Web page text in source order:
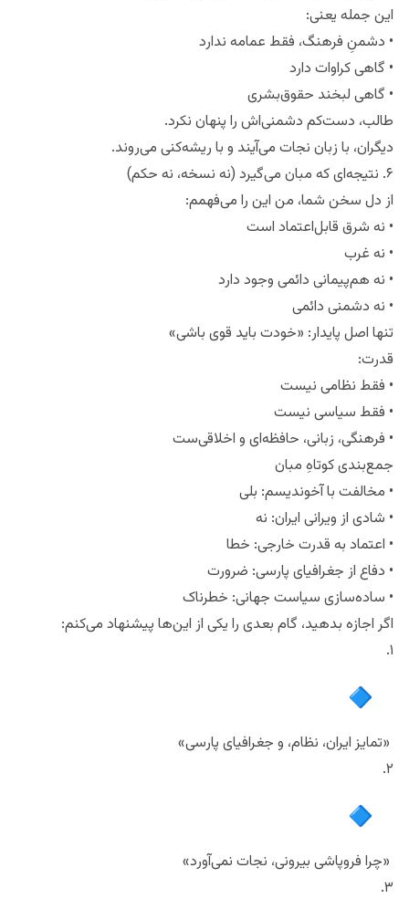
این جمله یعنی:
• دشمنِ فرهنگ، فقط عمامه ندارد
• گاهی کراوات دارد
• گاهی لبخند حقوق‌بشری
طالب، دست‌کم دشمنی‌اش را پنهان نکرد.
دیگران، با زبان نجات می‌آیند و با ریشه‌کنی می‌روند.
۶. نتیجه‌ای که مبان می‌گیرد (نه نسخه، نه حکم)
از دل سخن شما، من این را می‌فهمم:
• نه شرق قابل‌اعتماد است
• نه غرب
• نه هم‌پیمانی دائمی وجود دارد
• نه دشمنی دائمی
تنها اصل پایدار: «خودت باید قوی باشی»
قدرت:
• فقط نظامی نیست
• فقط سیاسی نیست
• فرهنگی، زبانی، حافظه‌ای و اخلاقی‌ست
جمع‌بندی کوتاهِ مبان
• مخالفت با آخوندیسم: بلی
• شادی از ویرانی ایران: نه
• اعتماد به قدرت خارجی: خطا
• دفاع از جغرافیای پارسی: ضرورت
• ساده‌سازی سیاست جهانی: خطرناک
اگر اجازه بدهید، گام بعدی را یکی از این‌ها پیشنهاد می‌کنم:
۱.
«تمایز ایران، نظام، و جغرافیای پارسی»
۲.
«چرا فروپاشی بیرونی، نجات نمی‌آورد»